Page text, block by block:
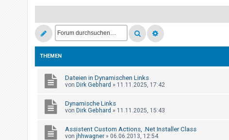
THEMEN
Dateien in Dynamischen Links
von Dirk Gebhard » 11.11.2025, 17:42
Dynamische Links
von Dirk Gebhard » 11.11.2025, 15:43
Assistent Custom Actions, .Net Installer Class
von jhhwagner » 06.06.2013, 12:54